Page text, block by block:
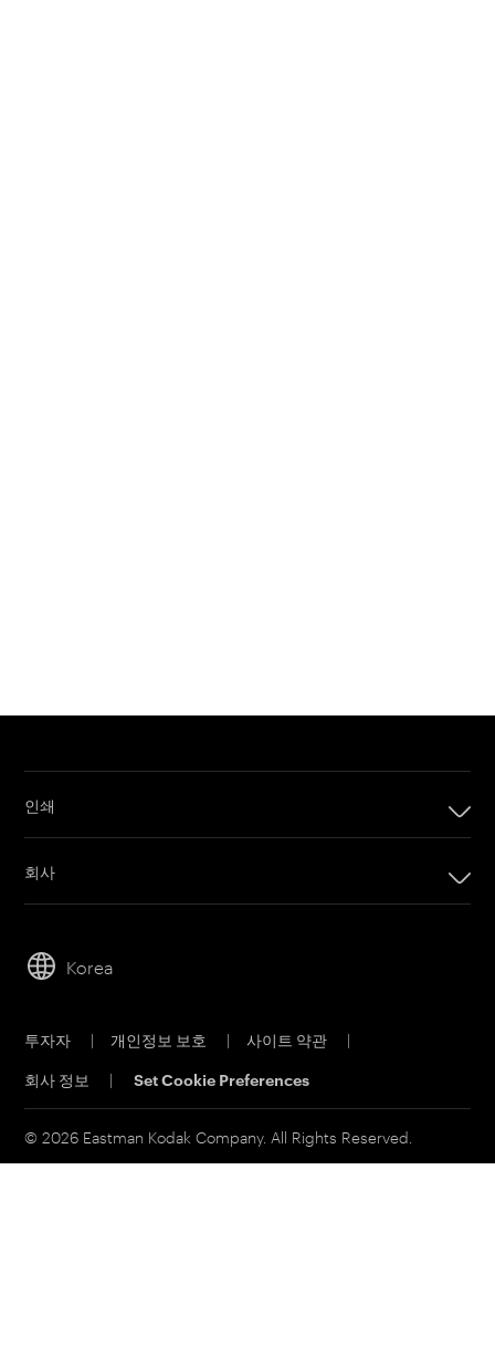
인쇄
디지털 인쇄 제품
오프셋 인쇄 제품
고객 포털
영업 문의
회사
리더십
지속 가능성
물질 안전 보건 자료
연락처
Korea
투자자 | 개인정보 보호 | 사이트 약관
|
회사 정보
| Set Cookie Preferences
© 2026 Eastman Kodak Company. All Rights Reserved.